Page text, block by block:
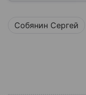
Собянин Сергей